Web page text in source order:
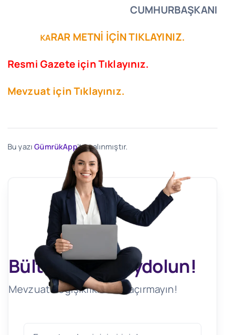
CUMHURBAŞKANI
KARAR METNİ İÇİN TIKLAYINIZ.
Resmi Gazete için Tıklayınız.
Mevzuat için Tıklayınız.
Bu yazıGümrükApp'ten alınmıştır.
Bültenimize Kaydolun!
Mevzuat Değişikliklerini Kaçırmayın!